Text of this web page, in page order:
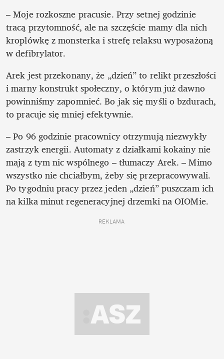
– Moje rozkoszne pracusie. Przy setnej godzinie
tracą przytomność, ale na szczęście mamy dla nich
kroplówkę z monsterka i strefę relaksu wyposażoną
w defibrylator.
Arek jest przekonany, że „dzień” to relikt przeszłości
i marny konstrukt społeczny, o którym już dawno
powinniśmy zapomnieć. Bo jak się myśli o bzdurach,
to pracuje się mniej efektywnie.
– Po 96 godzinie pracownicy otrzymują niezwykły
zastrzyk energii. Automaty z działkami kokainy nie
mają z tym nic wspólnego – tłumaczy Arek. – Mimo
wszystko nie chciałbym, żeby się przepracowywali.
Po tygodniu pracy przez jeden „dzień” puszczam ich
na kilka minut regeneracyjnej drzemki na OIOMie.
REKLAMA